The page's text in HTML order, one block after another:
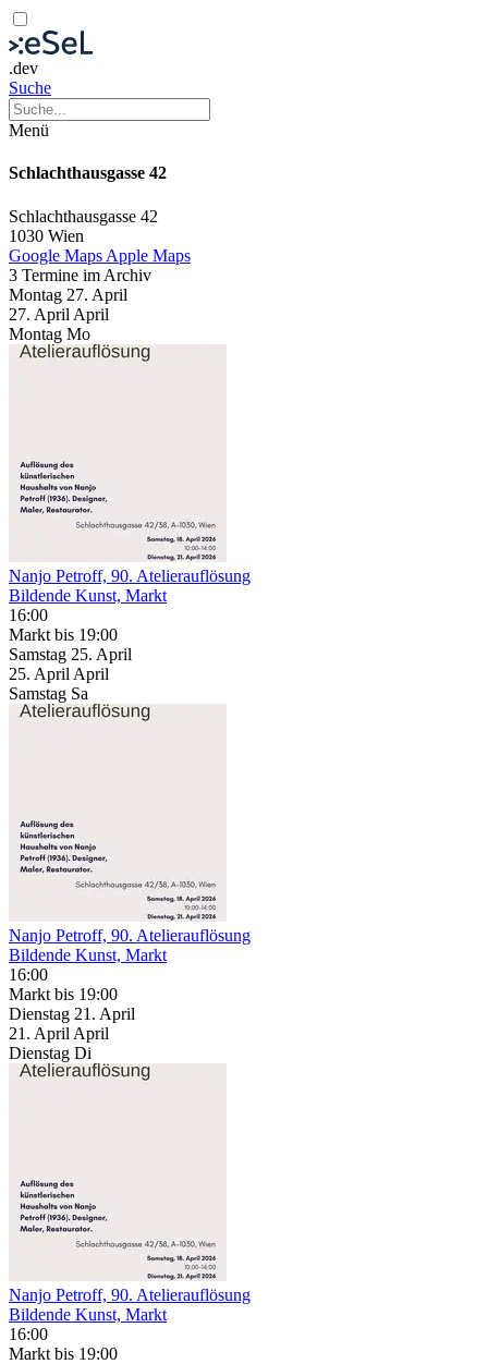
.dev
Suche
Menü
Schlachthausgasse 42
Schlachthausgasse 42
1030 Wien
Google Maps Apple Maps
3 Termine im Archiv
Montag 27. April
27. April April
Montag Mo
Nanjo Petroff, 90. Atelierauflösung
Bildende Kunst, Markt
16:00
Markt bis 19:00
Samstag 25. April
25. April April
Samstag Sa
Nanjo Petroff, 90. Atelierauflösung
Bildende Kunst, Markt
16:00
Markt bis 19:00
Dienstag 21. April
21. April April
Dienstag Di
Nanjo Petroff, 90. Atelierauflösung
Bildende Kunst, Markt
16:00
Markt bis 19:00